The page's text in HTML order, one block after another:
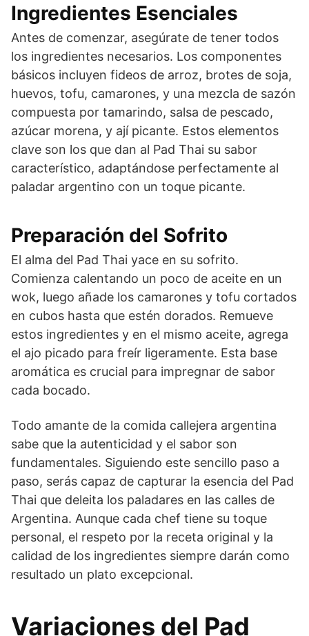
Ingredientes Esenciales
Antes de comenzar, asegúrate de tener todos
los ingredientes necesarios. Los componentes
básicos incluyen fideos de arroz, brotes de soja,
huevos, tofu, camarones, y una mezcla de sazón
compuesta por tamarindo, salsa de pescado,
azúcar morena, y ají picante. Estos elementos
clave son los que dan al Pad Thai su sabor
característico, adaptándose perfectamente al
paladar argentino con un toque picante.
Preparación del Sofrito
El alma del Pad Thai yace en su sofrito.
Comienza calentando un poco de aceite en un
wok, luego añade los camarones y tofu cortados
en cubos hasta que estén dorados. Remueve
estos ingredientes y en el mismo aceite, agrega
el ajo picado para freír ligeramente. Esta base
aromática es crucial para impregnar de sabor
cada bocado.
Todo amante de la comida callejera argentina
sabe que la autenticidad y el sabor son
fundamentales. Siguiendo este sencillo paso a
paso, serás capaz de capturar la esencia del Pad
Thai que deleita los paladares en las calles de
Argentina. Aunque cada chef tiene su toque
personal, el respeto por la receta original y la
calidad de los ingredientes siempre darán como
resultado un plato excepcional.
Variaciones del Pad